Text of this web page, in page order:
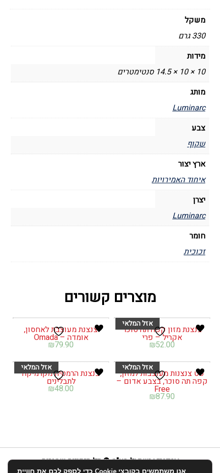
משקל
330 גרם
מידות
10 × 10 × 14.5 סנטימטרים
מותג
Luminarc
צבע
שקוף
ארץ יצור
איחוד האמירויות
יצרן
Luminarc
חומר
זכוכית
מוצרים קשורים
צנצנת מזון קפה תה סוכר
אקריל – פרי
₪52.00
צנצנת מעוצבת לאחסון,
אומדה – Omada
₪79.90
סט צנצנות מעוצבות למזון,
קפה תה סוכר, בצבע אדום –
Free
₪87.90
צנצנת הרמטית מקרמיקה
לתבלינים
₪48.00
אנפוריא ישראל בע"מ © כל הזכויות שמורות